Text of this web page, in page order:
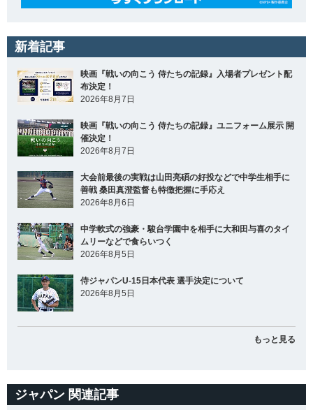
新着記事
映画『戦いの向こう 侍たちの記録』入場者プレゼント配
布決定！
2026年8月7日
映画『戦いの向こう 侍たちの記録』ユニフォーム展示 開
催決定！
2026年8月7日
大会前最後の実戦は山田亮碩の好投などで中学生相手に
善戦 桑田真澄監督も特徴把握に手応え
2026年8月6日
中学軟式の強豪・駿台学園中を相手に大和田与喜のタイ
ムリーなどで食らいつく
2026年8月5日
侍ジャパンU-15日本代表 選手決定について
2026年8月5日
もっと見る
ジャパン 関連記事